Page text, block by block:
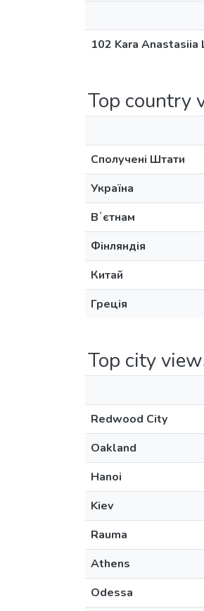
102 Kara Anastasiia
Top country
Сполучені Штати
Україна
Вʼєтнам
Фінляндія
Китай
Греція
Top city
Redwood City
Oakland
Hanoi
Kiev
Rauma
Athens
Odessa